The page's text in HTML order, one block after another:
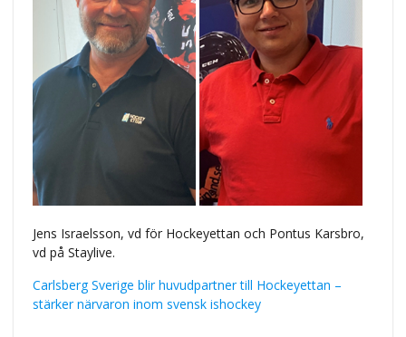
Jens Israelsson, vd för Hockeyettan och Pontus Karsbro,
vd på Staylive.
Carlsberg Sverige blir huvudpartner till Hockeyettan –
stärker närvaron inom svensk ishockey